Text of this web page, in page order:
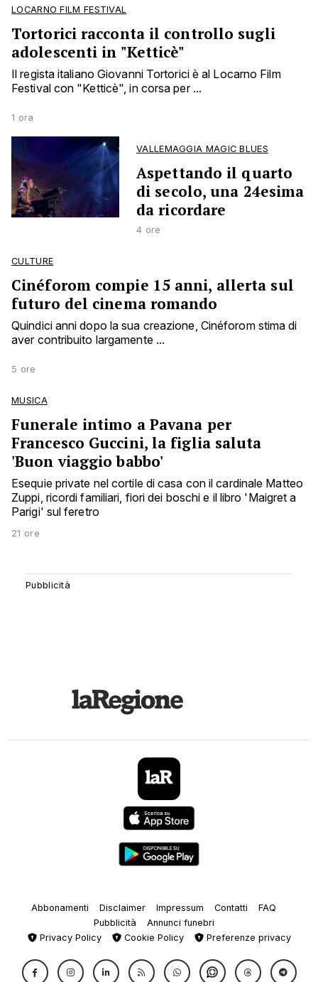
LOCARNO FILM FESTIVAL
Tortorici racconta il controllo sugli
adolescenti in "Ketticè"
Il regista italiano Giovanni Tortorici è al Locarno Film
Festival con "Ketticè", in corsa per ...
1 ora
VALLEMAGGIA MAGIC BLUES
Aspettando il quarto
di secolo, una 24esima
da ricordare
4 ore
CULTURE
Cinéforom compie 15 anni, allerta sul
futuro del cinema romando
Quindici anni dopo la sua creazione, Cinéforom stima di
aver contribuito largamente ...
5 ore
MUSICA
Funerale intimo a Pavana per
Francesco Guccini, la figlia saluta
'Buon viaggio babbo'
Esequie private nel cortile di casa con il cardinale Matteo
Zuppi, ricordi familiari, fiori dei boschi e il libro 'Maigret a
Parigi' sul feretro
21 ore
Abbonamenti Disclaimer Impressum Contatti
FAQ
Pubblicità
Annunci funebri
Privacy Policy
Cookie Policy Preferenze privacy